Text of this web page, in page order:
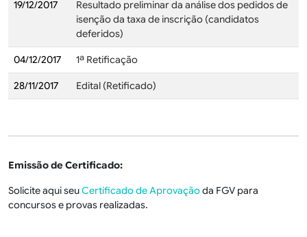
19/12/2017
Resultado preliminar da análise dos pedidos de
isenção da taxa de inscrição (candidatos
deferidos)
04/12/2017 1ª Retificação
28/11/2017 Edital (Retificado)
Emissão de Certificado:
Solicite aqui seuCertificado de Aprovaçãoda FGV para
concursos e provas realizadas.